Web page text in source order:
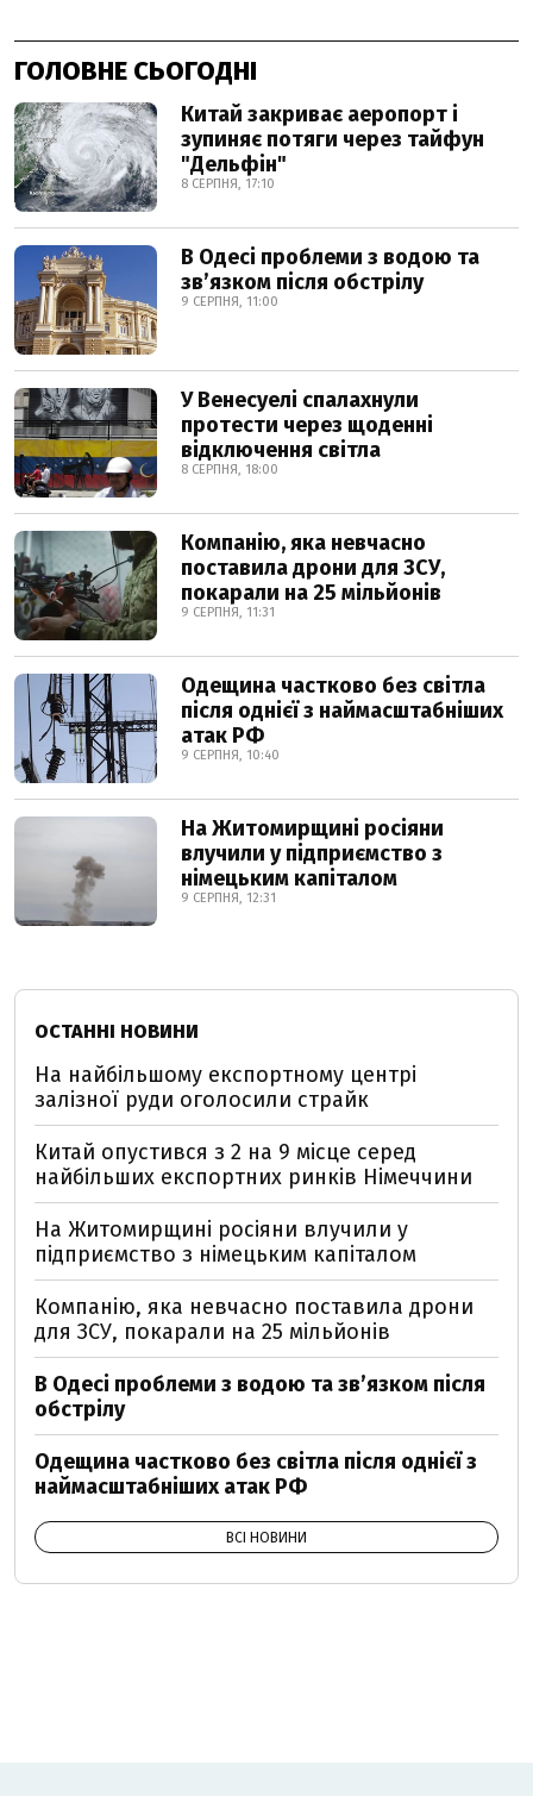
ГОЛОВНЕ СЬОГОДНІ
Китай закриває аеропорт і
зупиняє потяги через тайфун
"Дельфін"
8 СЕРПНЯ, 17:10
В Одесі проблеми з водою та
звʼязком після обстрілу
9 СЕРПНЯ, 11:00
У Венесуелі спалахнули
протести через щоденні
відключення світла
8 СЕРПНЯ, 18:00
Компанію, яка невчасно
поставила дрони для ЗСУ,
покарали на 25 мільйонів
9 СЕРПНЯ, 11:31
Одещина частково без світла
після однієї з наймасштабніших
атак РФ
9 СЕРПНЯ, 10:40
На Житомирщині росіяни
влучили у підприємство з
німецьким капіталом
9 СЕРПНЯ, 12:31
ОСТАННІ НОВИНИ
На найбільшому експортному центрі
залізної руди оголосили страйк
Китай опустився з 2 на 9 місце серед
найбільших експортних ринків Німеччини
На Житомирщині росіяни влучили у
підприємство з німецьким капіталом
Компанію, яка невчасно поставила дрони
для ЗСУ, покарали на 25 мільйонів
В Одесі проблеми з водою та звʼязком після
обстрілу
Одещина частково без світла після однієї з
наймасштабніших атак РФ
ВСІ НОВИНИ